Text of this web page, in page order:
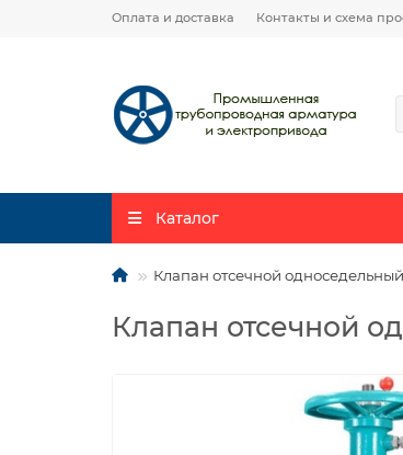
Оплата и доставка Контакты и схема
Каталог
Клапан отсечной
Клапан отсечной